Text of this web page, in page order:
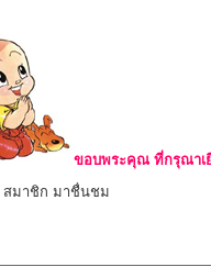
ขอบพระคุณ ที่กรุณาเ
มาชิก มาชื่นชม